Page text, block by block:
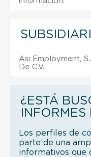
Asi Employment,
De C.V.
¿ESTÁ
Los perfiles de
parte de una
informativos que